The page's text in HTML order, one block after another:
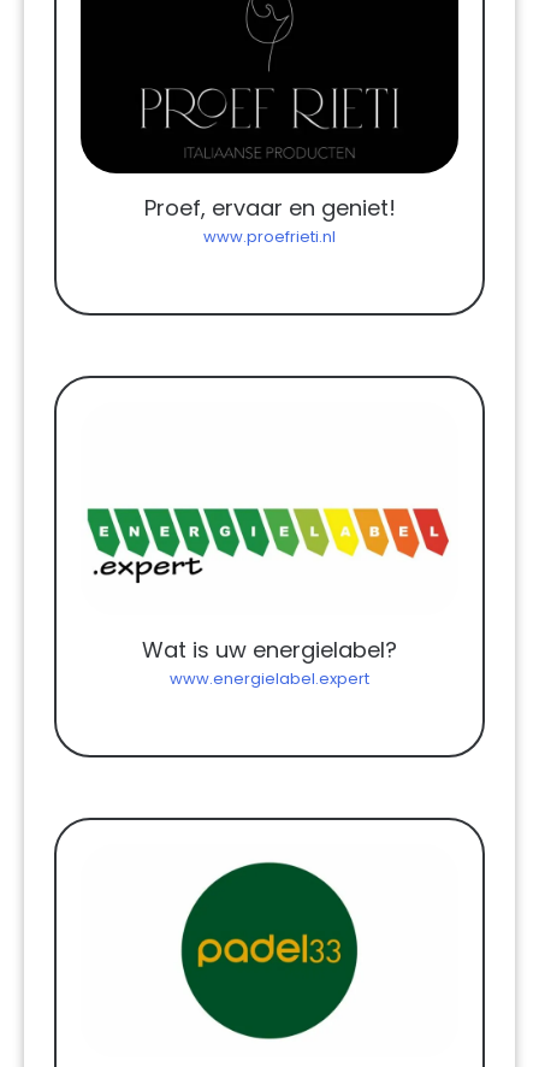
Proef, ervaar en geniet!
www.proefrieti.nl
Wat is uw energielabel?
www.energielabel.expert